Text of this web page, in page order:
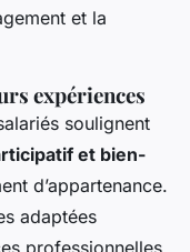
et la
expériences
soulignent
et bien-
d’appartenance.
adaptées